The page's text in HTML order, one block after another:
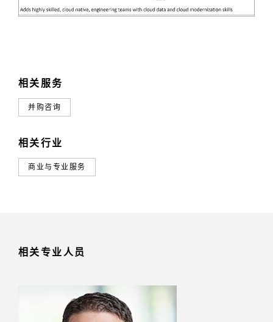
相关服务
并购咨询
相关行业
商业与专业服务
相关专业人员